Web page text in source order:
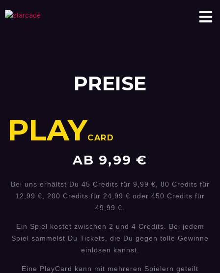
PREISE
PLAYCARD
AB 9,99 €
Bei uns erhältst Du 45 Credits für 9,99 €, 80 Credits für
12,99 €, 200 Credits für 24,99 € oder 450 Credits für
49,99 €.
Ein Spiel kostet zwischen 2 und 4 Credits. Bei jedem
Spiel sammelst Du Tickets, die Du gegen tolle Gewinne
einlösen kannst.
Eine PlayCard kann mit mehreren Spielern geteilt